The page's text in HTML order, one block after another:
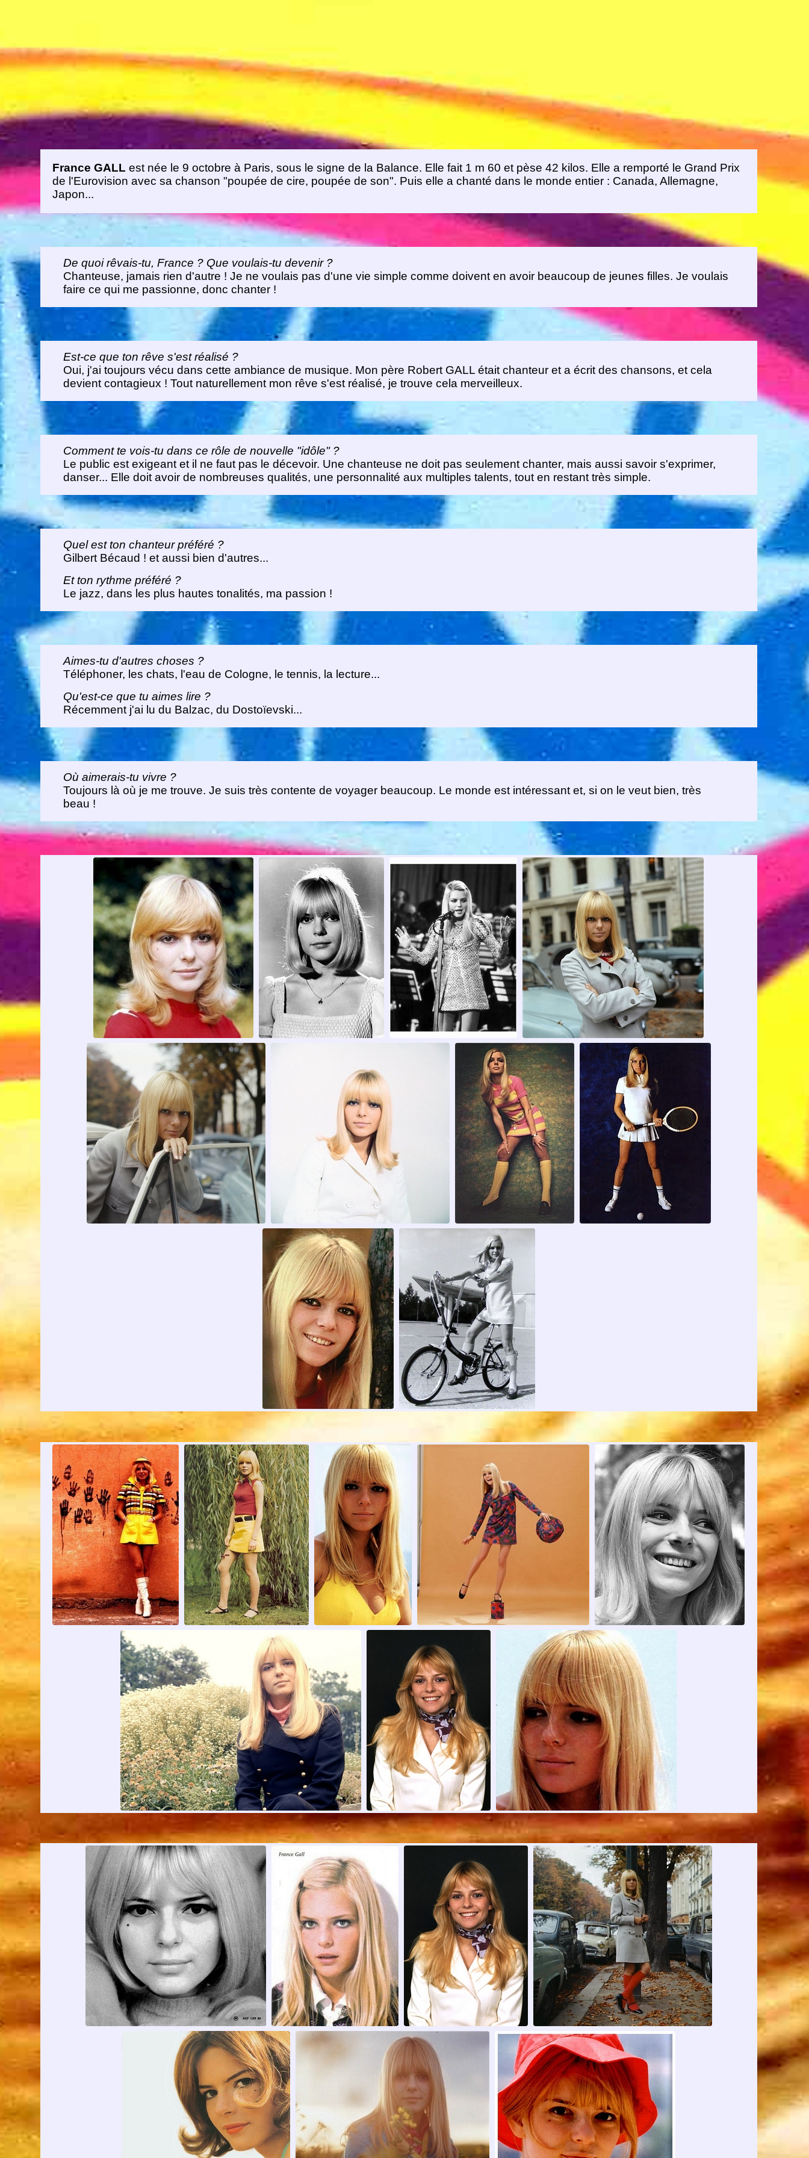
France GALL est née le 9 octobre à Paris, sous le signe de la Balance. Elle fait 1 m 60 et pèse 42 kilos. Elle a remporté le Grand Prix
de l'Eurovision avec sa chanson "poupée de cire, poupée de son". Puis elle a chanté dans le monde entier : Canada, Allemagne,
Japon...
De quoi rêvais-tu, France ? Que voulais-tu devenir ?
Chanteuse, jamais rien d'autre ! Je ne voulais pas d'une vie simple comme doivent en avoir beaucoup de jeunes filles. Je voulais
faire ce qui me passionne, donc chanter !
Est-ce que ton rêve s'est réalisé ?
Oui, j'ai toujours vécu dans cette ambiance de musique. Mon père Robert GALL était chanteur et a écrit des chansons, et cela
devient contagieux ! Tout naturellement mon rêve s'est réalisé, je trouve cela merveilleux.
Comment te vois-tu dans ce rôle de nouvelle "idôle" ?
Le public est exigeant et il ne faut pas le décevoir. Une chanteuse ne doit pas seulement chanter, mais aussi savoir s'exprimer,
danser... Elle doit avoir de nombreuses qualités, une personnalité aux multiples talents, tout en restant très simple.
Quel est ton chanteur préféré ?
Gilbert Bécaud ! et aussi bien d'autres...
Et ton rythme préféré ?
Le jazz, dans les plus hautes tonalités, ma passion !
Aimes-tu d'autres choses ?
Téléphoner, les chats, l'eau de Cologne, le tennis, la lecture...
Qu'est-ce que tu aimes lire ?
Récemment j'ai lu du Balzac, du Dostoïevski...
Où aimerais-tu vivre ?
Toujours là où je me trouve. Je suis très contente de voyager beaucoup. Le monde est intéressant et, si on le veut bien, très
beau !